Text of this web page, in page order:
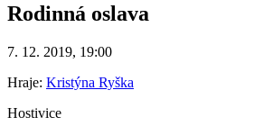
Rodinná oslava
7. 12. 2019, 19:00
Hraje: Kristýna Ryška
Hostivice